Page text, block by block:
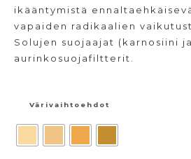
ikääntymistä
vapaiden radikaalien
Solujen suojaajat (karnosiini
aurinkosuojafiltterit.
Värivaihtoehdot